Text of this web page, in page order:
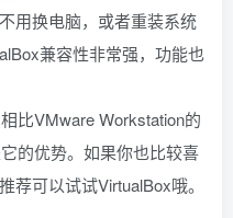
用换电脑，或者重装系统
兼容性非常强，功能也
比VMware Workstation的
的优势。如果你也比较喜
荐可以试试VirtualBox哦。